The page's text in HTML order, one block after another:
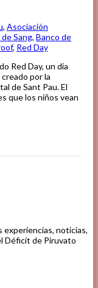
, Asociación
Sang, Banco de
, Red Day
Red Day, un día
por la
de Sant Pau. El
que los niños vean
noticias,
Déficit de Piruvato